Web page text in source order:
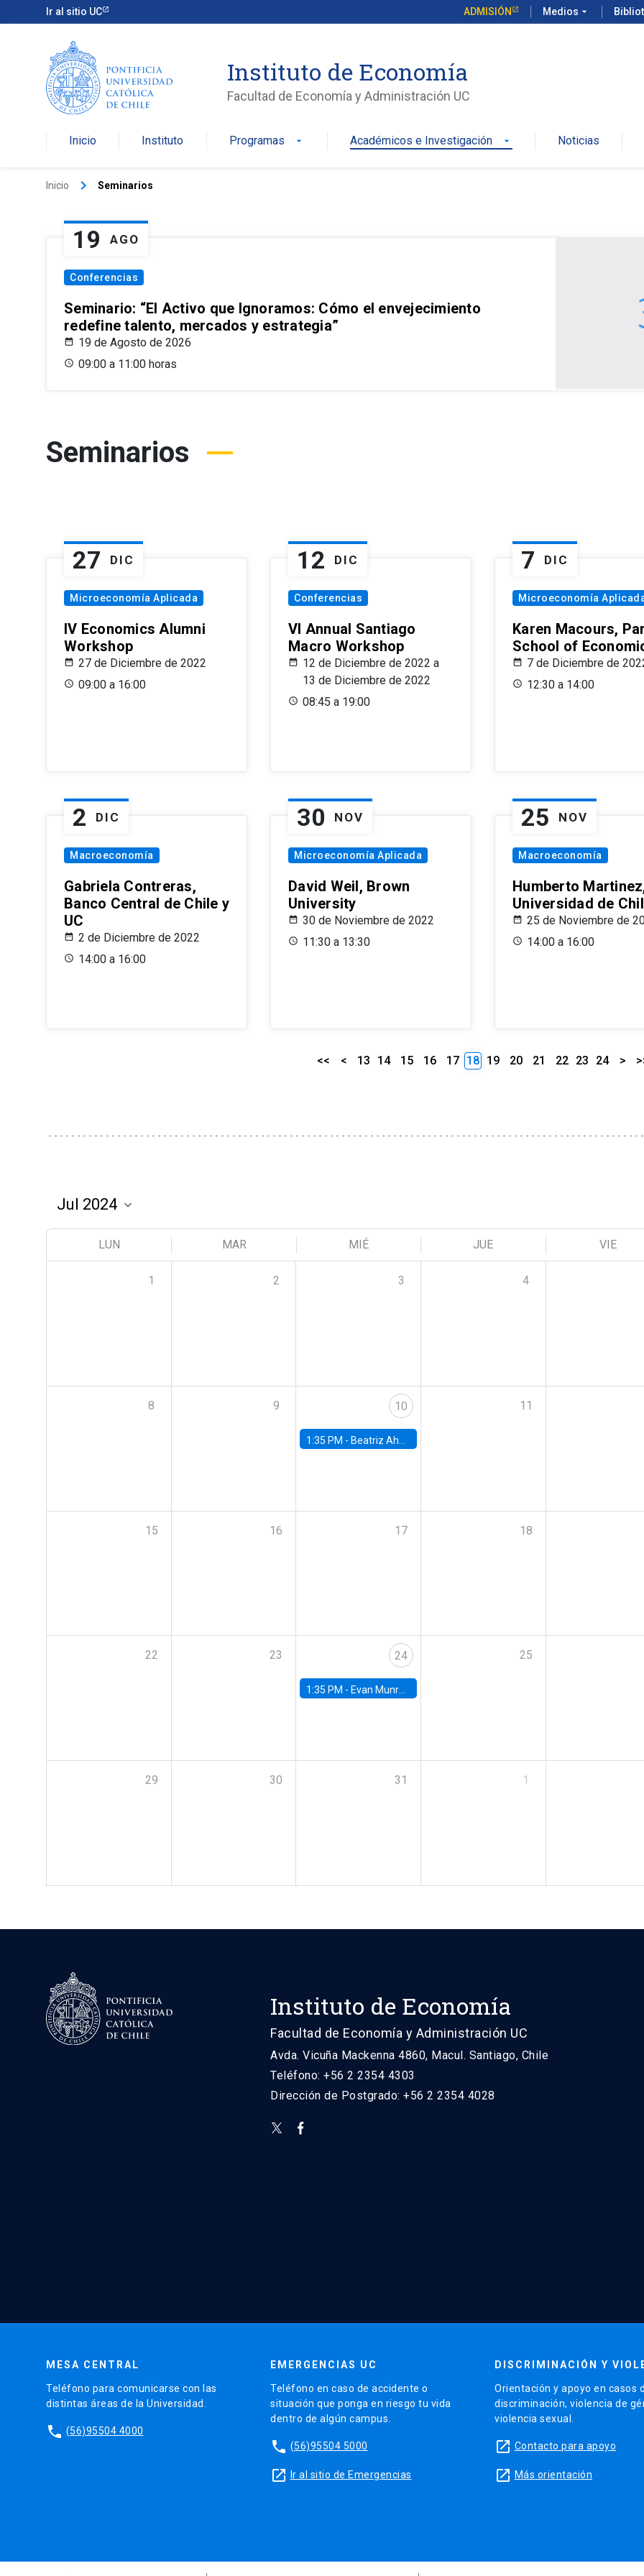
Ir al sitio UC ADMISIÓN Medios arrow_drop_down
Instituto de Economía
Facultad de Economía y Administración UC
Inicio Instituto Programas arrow_drop_down Académicos e Investigación arrow_drop_down Noticias
Inicio keyboard_arrow_right Seminarios
19 AGO
Conferencias
Seminario: “El Activo que Ignoramos: Cómo el envejecimiento
redefine talento, mercados y estrategia”
19 de Agosto de 2026
09:00 a 11:00 horas
Seminarios
27 DIC
Microeconomía Aplicada
IV Economics Alumni
Workshop
27 de Diciembre de 2022
09:00 a 16:00
12 DIC
Conferencias
VI Annual Santiago
Macro Workshop
12 de Diciembre de 2022 a
13 de Diciembre de 2022
08:45 a 19:00
7 DIC
Microeconomía
Karen Macours,
School of
7 de Diciembre de
12:30 a 14:00
2 DIC
Macroeconomía
Gabriela Contreras,
Banco Central de Chile y
UC
2 de Diciembre de 2022
14:00 a 16:00
30 NOV
Microeconomía Aplicada
David Weil, Brown
University
30 de Noviembre de 2022
11:30 a 13:30
25 NOV
Macroeconomía
Humberto
Universidad de
25 de Noviembre de
14:00 a 16:00
<< < 13 14 15 16 17 18 19 20 21 22 23 24 >
LUN MAR MIÉ JUE VIE
1 2 3 4
8 9 10
1:35 PM - Beatriz Ahumada, PhD candidate, Universidad de Pittsburgh
11
15 16 17 18
22 23 24
1:35 PM - Evan Munro, Neyman Visiting Assistant Professor in the Department of Statistics at UC Berkeley
25
29 30 31 1
Instituto de Economía
Facultad de Economía y Administración UC
Avda. Vicuña Mackenna 4860, Macul. Santiago, Chile
Teléfono: +56 2 2354 4303
Dirección de Postgrado: +56 2 2354 4028
MESA CENTRAL
Teléfono para comunicarse con las
distintas áreas de la Universidad.
phone (56)95504 4000
EMERGENCIAS UC
Teléfono en caso de accidente o
situación que ponga en riesgo tu vida
dentro de algún campus.
phone (56)95504 5000
launch Ir al sitio de Emergencias
DISCRIMINACIÓN Y
Orientación y apoyo en casos
discriminación, violencia de
violencia sexual.
launch Contacto para apoyo
launch Más orientación